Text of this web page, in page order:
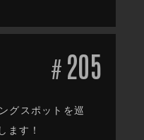
# 205
グスポットを巡
ます！